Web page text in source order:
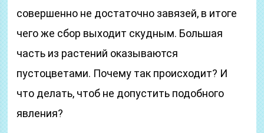
совершенно не достаточно завязей, в итоге
чего же сбор выходит скудным. Большая
часть из растений оказываются
пустоцветами. Почему так происходит? И
что делать, чтоб не допустить подобного
явления?